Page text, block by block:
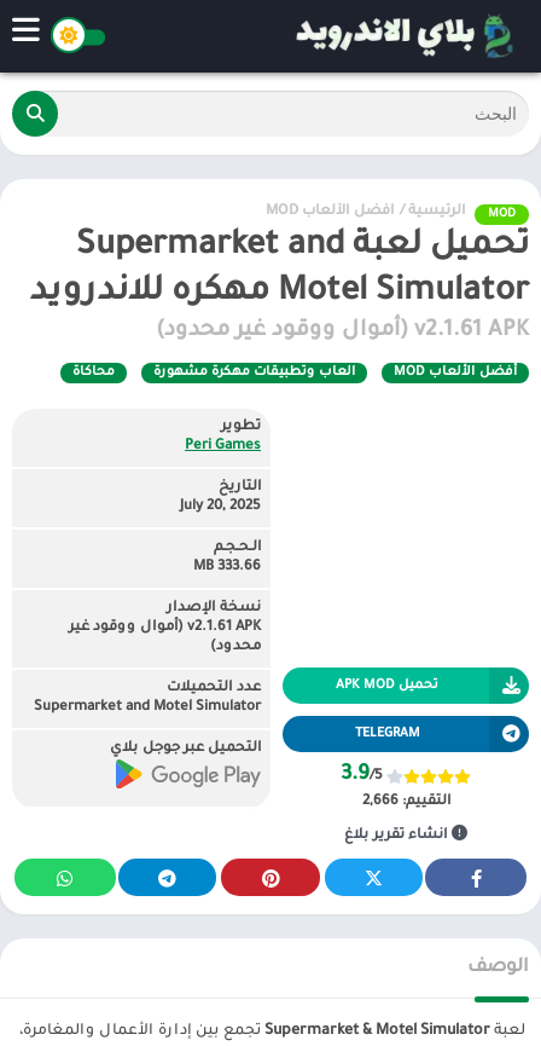
MOD الرئيسية / أفضل الألعاب MOD
تحميل لعبة Supermarket and
Motel Simulator مهكره للاندرويد
v2.1.61 APK (أموال ووقود غير محدود)
أفضل الألعاب MOD العاب وتطبيقات مهكرة مشهورة محاكاة
تحميل APK MOD
TELEGRAM
3.9/5
التقييم:2,666
انشاء تقرير بلاغ
تطوير
Peri Games‏
التاريخ
July 20, 2025
الـحـجـم
333.66 MB
نسخة الإصدار
v2.1.61 APK (أموال ووقود غير
محدود)
عدد التحميلات
Supermarket and Motel Simulator
التحميل عبر جوجل بلاي
الوصف
لعبة Supermarket & Motel Simulator تجمع بين إدارة الأعمال والمغامرة،